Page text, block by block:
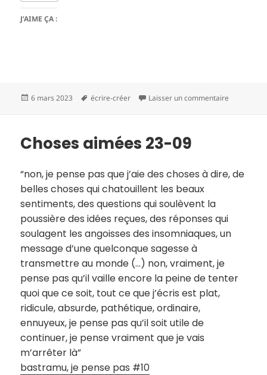
J’AIME ÇA :
Publié
6 mars 2023
Mots-
écrire-créer Laisser un commentaire
Choses aimées 23-09
“non, je pense pas que j’aie des choses à dire, de
belles choses qui chatouillent les beaux
sentiments, des questions qui soulèvent la
poussière des idées reçues, des réponses qui
soulagent les angoisses des insomniaques, un
message d’une quelconque sagesse à
transmettre au monde (…) non, vraiment, je
pense pas qu’il vaille encore la peine de tenter
quoi que ce soit, tout ce que j’écris est plat,
ridicule, absurde, pathétique, ordinaire,
ennuyeux, je pense pas qu’il soit utile de
continuer, je pense vraiment que je vais
m’arrêter là”
bastramu, je pense pas #10